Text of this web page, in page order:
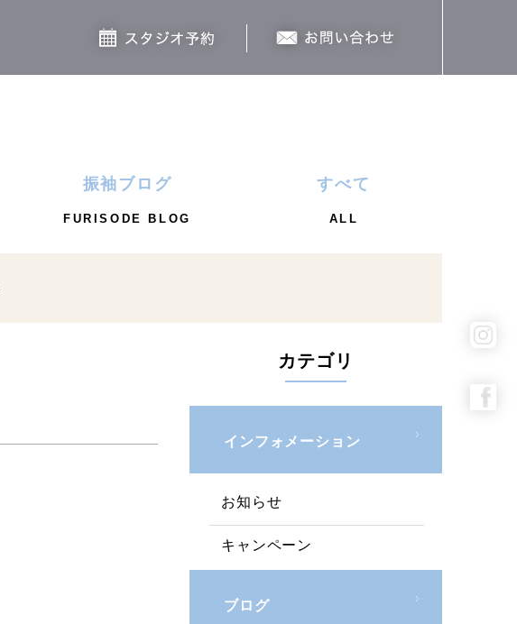
振袖ブログ
FURISODE BLOG
すべて
ALL
カテゴリ
インフォメーション
お知らせ
キャンペーン
ブログ